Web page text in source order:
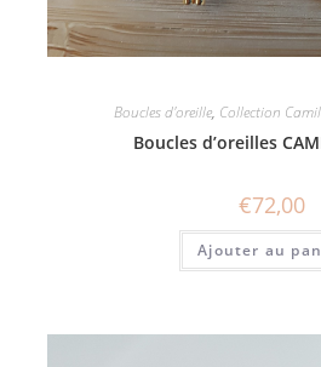
Boucles d'oreille, Collection
Boucles d’oreilles
€72,00
Ajouter au